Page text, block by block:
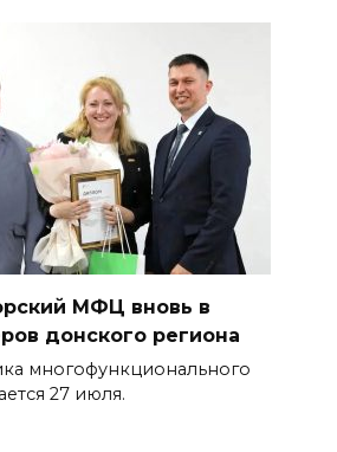
МФЦ вновь в
донского региона
многофункционального
27 июля.